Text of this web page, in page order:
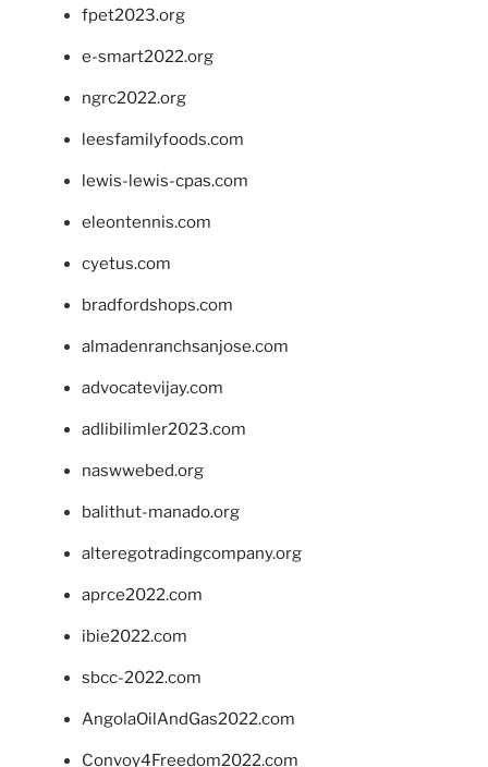
fpet2023.org
e-smart2022.org
ngrc2022.org
leesfamilyfoods.com
lewis-lewis-cpas.com
eleontennis.com
cyetus.com
bradfordshops.com
almadenranchsanjose.com
advocatevijay.com
adlibilimler2023.com
naswwebed.org
balithut-manado.org
alteregotradingcompany.org
aprce2022.com
ibie2022.com
sbcc-2022.com
AngolaOilAndGas2022.com
Convoy4Freedom2022.com